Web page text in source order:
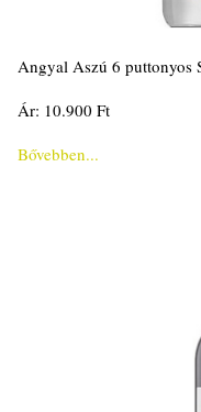
Angyal Aszú 6 puttonyos
Ár: 10.900 Ft
Bővebben...